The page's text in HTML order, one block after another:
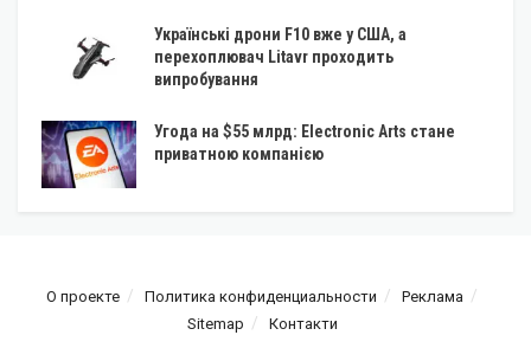
Українські дрони F10 вже у США, а
перехоплювач Litavr проходить
випробування
Угода на $55 млрд: Electronic Arts стане
приватною компанією
О проекте Политика конфиденциальности
Реклама
Sitemap
Контакти